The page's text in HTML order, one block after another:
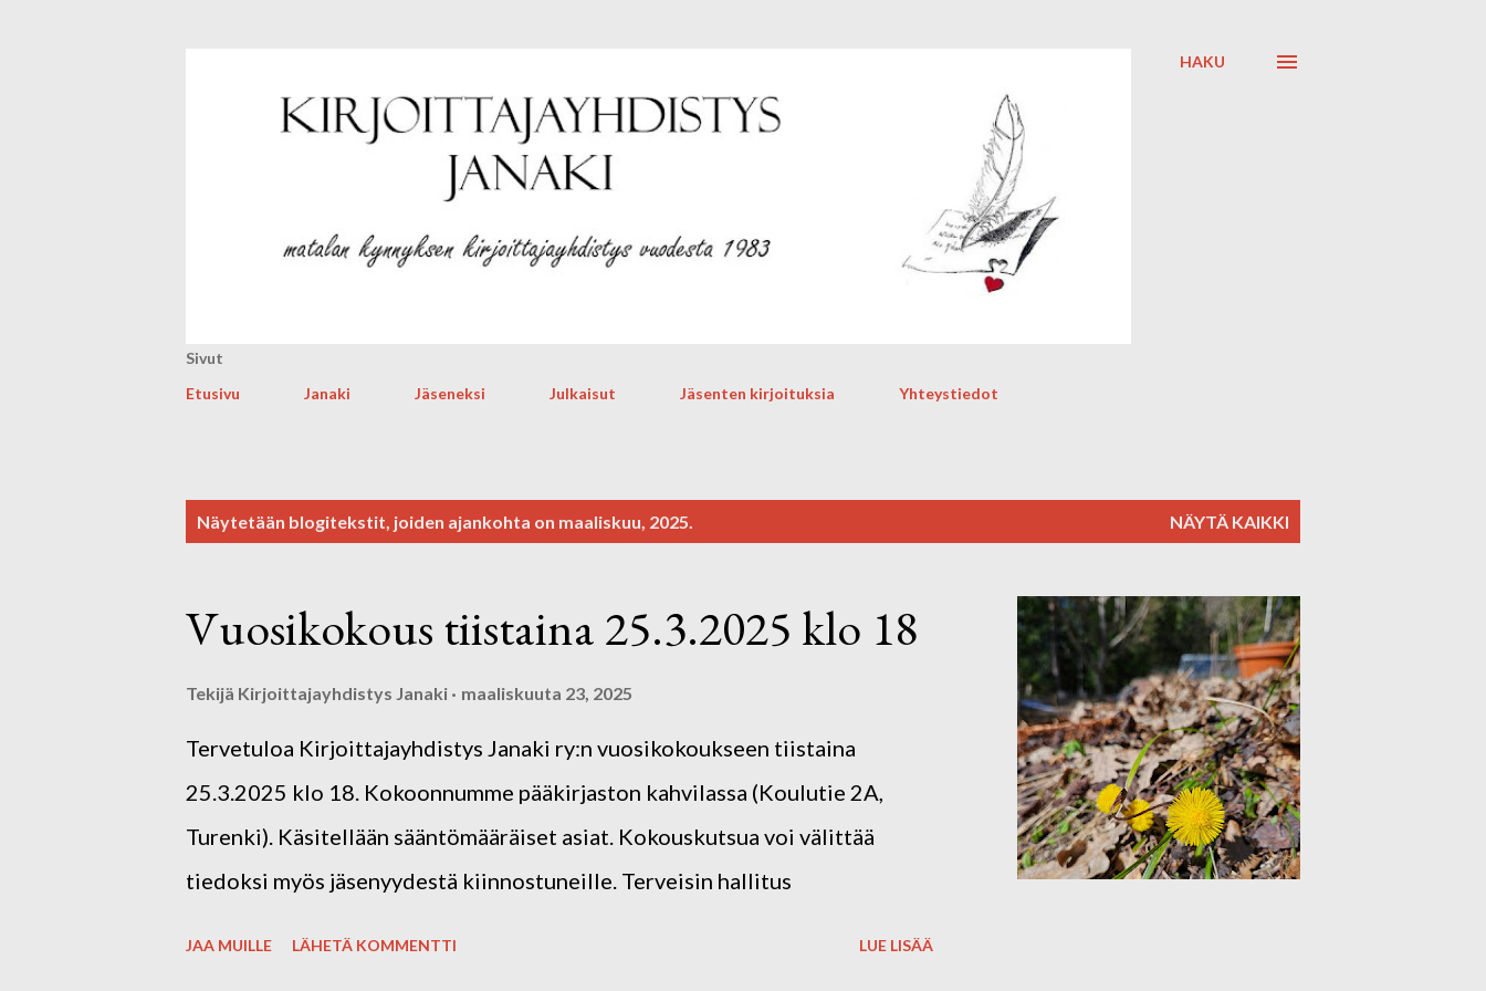
HAKU
Sivut
Etusivu
Janaki Jäseneksi Julkaisut Jäsenten kirjoituksia Yhteystiedot
Näytetään blogitekstit, joiden ajankohta on maaliskuu, 2025. NÄYTÄ KAIKKI
Vuosikokous tiistaina 25.3.2025 klo 18
Tekijä Kirjoittajayhdistys Janaki maaliskuuta 23, 2025
Tervetuloa Kirjoittajayhdistys Janaki ry:n vuosikokoukseen tiistaina
25.3.2025 klo 18. Kokoonnumme pääkirjaston kahvilassa (Koulutie 2A,
Turenki). Käsitellään sääntömääräiset asiat. Kokouskutsua voi välittää
tiedoksi myös jäsenyydestä kiinnostuneille. Terveisin hallitus
JAA MUILLE LÄHETÄ KOMMENTTI LUE LISÄÄ